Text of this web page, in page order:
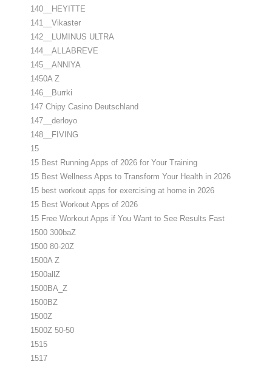
140__HEYITTE
141__Vikaster
142__LUMINUS ULTRA
144__ALLABREVE
145__ANNIYA
1450A Z
146__Burrki
147 Chipy Casino Deutschland
147__derloyo
148__FIVING
15
15 Best Running Apps of 2026 for Your Training
15 Best Wellness Apps to Transform Your Health in 2026
15 best workout apps for exercising at home in 2026
15 Best Workout Apps of 2026
15 Free Workout Apps if You Want to See Results Fast
1500 300baZ
1500 80-20Z
1500A Z
1500allZ
1500BA_Z
1500BZ
1500Z
1500Z 50-50
1515
1517